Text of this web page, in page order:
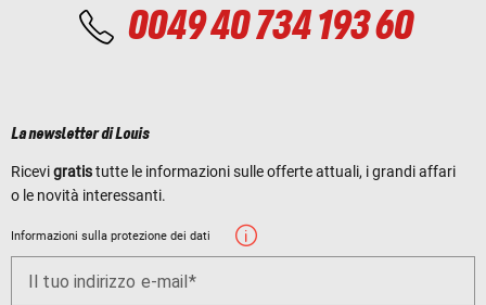
0049 40 734 193 60
La newsletter di Louis
Ricevigratistutte le informazioni sulle offerte attuali, i grandi affari
o le novità interessanti.
Informazioni sulla protezione dei dati
Il tuo indirizzo e-mail